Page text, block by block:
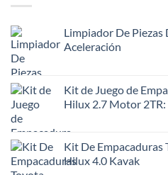
Limpiador De
Aceleración
Kit de Juego de
Hilux 2.7 Motor 2TR:
Kit De
Hilux 4.0 Kavak